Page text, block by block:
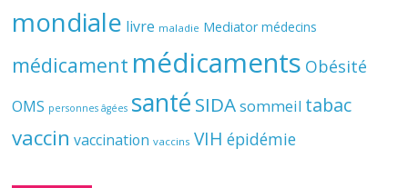
mondiale livre maladie Mediator médecins
médicament médicaments Obésité
OMS personnes âgées santé SIDAsommeil tabac
vaccin vaccination vaccins VIH épidémie